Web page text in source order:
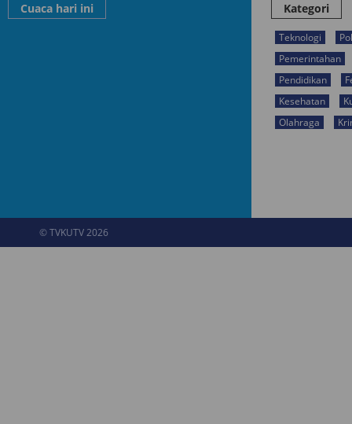
Cuaca hari ini Kategori
Teknologi
Pemerintahan
Pendidikan
Kesehatan
Olahraga
© TVKUTV 2026